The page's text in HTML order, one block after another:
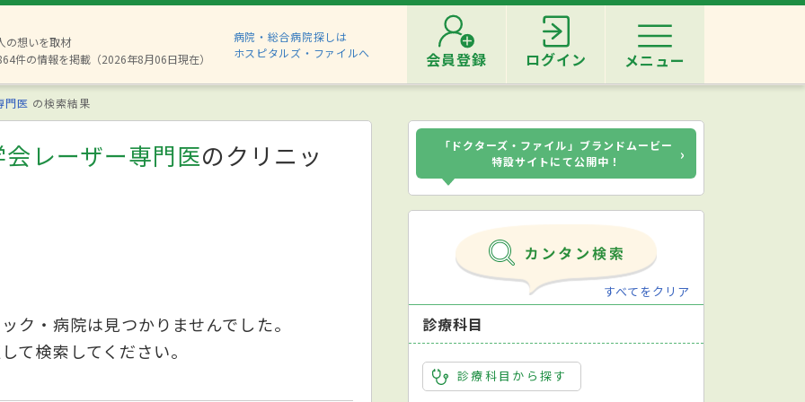
の想いを取材
件の情報を掲載（2026年8月06日現在）
病院・総合病院探しは
ホスピタルズ・ファイルへ
会員登録 ログイン メニュー
門医 の検索結果
レーザー専門医のクリニッ
ク・病院は見つかりませんでした。
て検索してください。
「ドクターズ・ファイル」ブランドムービー
特設サイトにて公開中！
›
すべてをクリア
診療科目
診療科目から探す